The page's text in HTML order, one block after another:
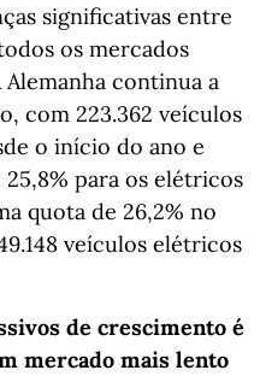
significativas entre
os mercados
continua a
com 223.362 veículos
o início do ano e
para os elétricos
quota de 26,2% no
veículos elétricos
de crescimento é
mercado mais lento